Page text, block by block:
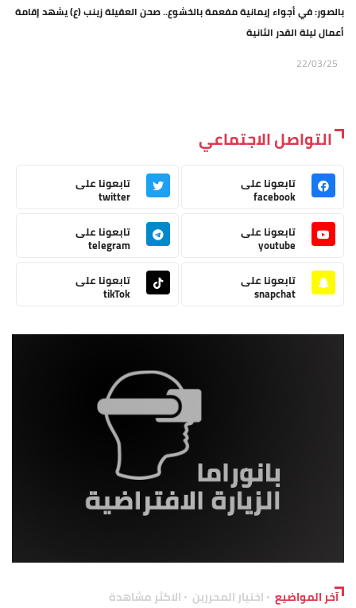
بالصور: في أجواء إيمانية مفعمة بالخشوع.. صحن العقيلة زينب (ع) يشهد إقامة
أعمال ليلة القدر الثانية
22/03/25
التواصل الاجتماعي
تابعونا على
facebook
تابعونا على
twitter
تابعونا على
youtube
تابعونا على
telegram
تابعونا على
snapchat
تابعونا على
tikTok
آخر المواضيع اختيار المحررين الاكثر مشاهدة